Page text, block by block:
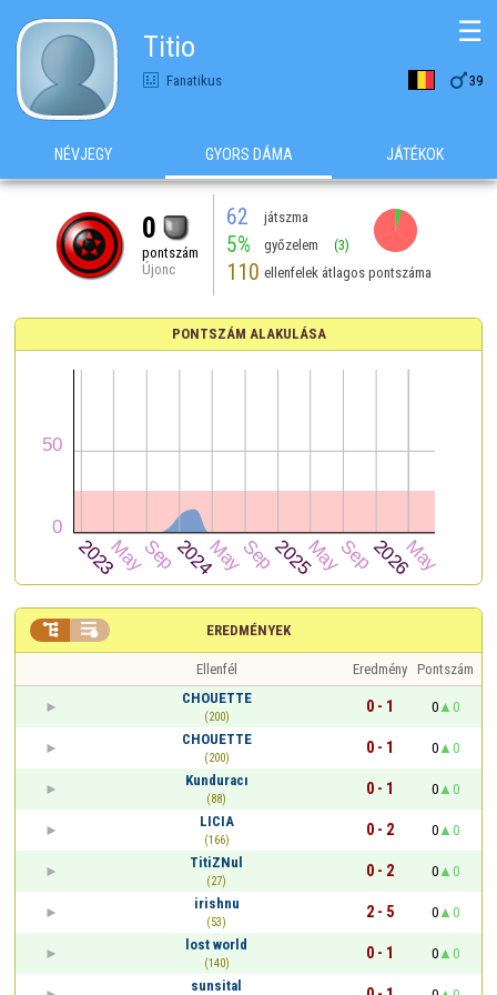
Titio
Fanatikus 39
☰
NÉVJEGY GYORS DÁMA JÁTÉKOK
0
pontszám
Újonc
62 játszma
5% győzelem (3)
110 ellenfelek átlagos pontszáma
PONTSZÁM ALAKULÁSA
EREDMÉNYEK
 
Ellenfél Eredmény Pontszám
CHOUETTE
(200)
0 - 1 0
0
CHOUETTE
(200)
0 - 1 0
0
Kunduracı
(88)
0 - 1 0
0
LICIA
(166)
0 - 2 0
0
TitiZNul
(27)
0 - 2 0
0
irishnu
(53)
2 - 5 0
0
lost world
(140)
0 - 1 0
0
sunsital